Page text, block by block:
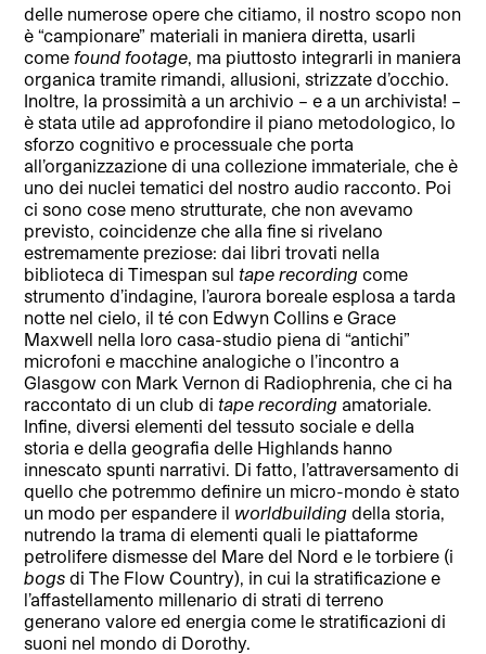
delle numerose opere che citiamo, il nostro scopo non
è “campionare” materiali in maniera diretta, usarli
come found footage , ma piuttosto integrarli in maniera
organica tramite rimandi, allusioni, strizzate d’occhio.
Inoltre, la prossimità a un archivio – e a un archivista! –
è stata utile ad approfondire il piano metodologico, lo
sforzo cognitivo e processuale che porta
all’organizzazione di una collezione immateriale, che è
uno dei nuclei tematici del nostro audio racconto. Poi
ci sono cose meno strutturate, che non avevamo
previsto, coincidenze che alla fine si rivelano
estremamente preziose: dai libri trovati nella
biblioteca di Timespan sul tape recording come
strumento d’indagine, l’aurora boreale esplosa a tarda
notte nel cielo, il té con Edwyn Collins e Grace
Maxwell nella loro casa-studio piena di “antichi”
microfoni e macchine analogiche o l’incontro a
Glasgow con Mark Vernon di Radiophrenia, che ci ha
raccontato di un club di tape recording amatoriale.
Infine, diversi elementi del tessuto sociale e della
storia e della geografia delle Highlands hanno
innescato spunti narrativi. Di fatto, l’attraversamento di
quello che potremmo definire un micro-mondo è stato
un modo per espandere il worldbuilding della storia,
nutrendo la trama di elementi quali le piattaforme
petrolifere dismesse del Mare del Nord e le torbiere (i
bogs di The Flow Country), in cui la stratificazione e
l’affastellamento millenario di strati di terreno
generano valore ed energia come le stratificazioni di
suoni nel mondo di Dorothy.